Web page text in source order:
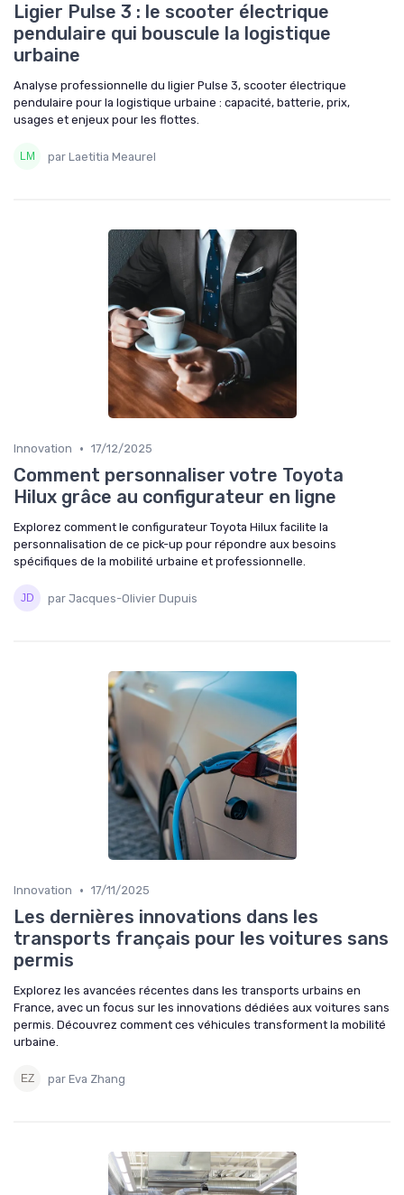
Ligier Pulse 3 : le scooter électrique
pendulaire qui bouscule la logistique
urbaine
Analyse professionnelle du ligier Pulse 3, scooter électrique
pendulaire pour la logistique urbaine : capacité, batterie, prix,
usages et enjeux pour les flottes.
par Laetitia Meaurel
Innovation • 17/12/2025
Comment personnaliser votre Toyota
Hilux grâce au configurateur en ligne
Explorez comment le configurateur Toyota Hilux facilite la
personnalisation de ce pick-up pour répondre aux besoins
spécifiques de la mobilité urbaine et professionnelle.
par Jacques-Olivier Dupuis
Innovation • 17/11/2025
Les dernières innovations dans les
transports français pour les voitures sans
permis
Explorez les avancées récentes dans les transports urbains en
France, avec un focus sur les innovations dédiées aux voitures sans
permis. Découvrez comment ces véhicules transforment la mobilité
urbaine.
par Eva Zhang